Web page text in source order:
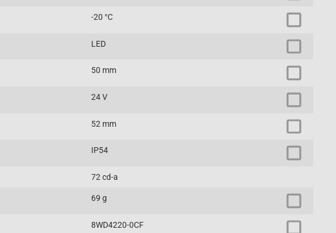
-20 °C
LED
50 mm
24 V
52 mm
IP54
72 cd-a
69 g
8WD4220-0CF